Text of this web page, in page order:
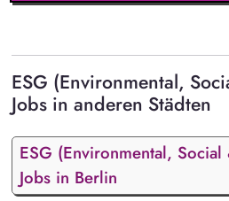
ESG (Environmental,
Jobs in anderen Städten
ESG (Environmental,
Jobs in Berlin